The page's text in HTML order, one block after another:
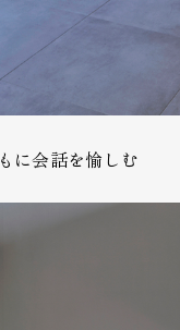
に会話を愉しむ